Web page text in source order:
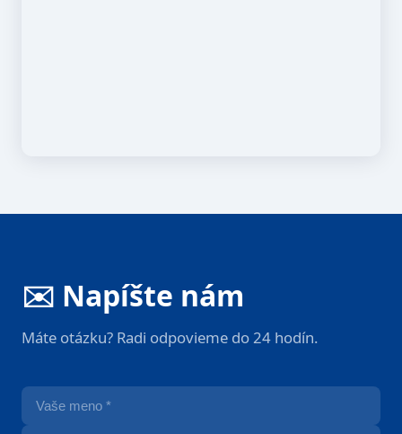
✉️ Napíšte nám
Máte otázku? Radi odpovieme do 24 hodín.